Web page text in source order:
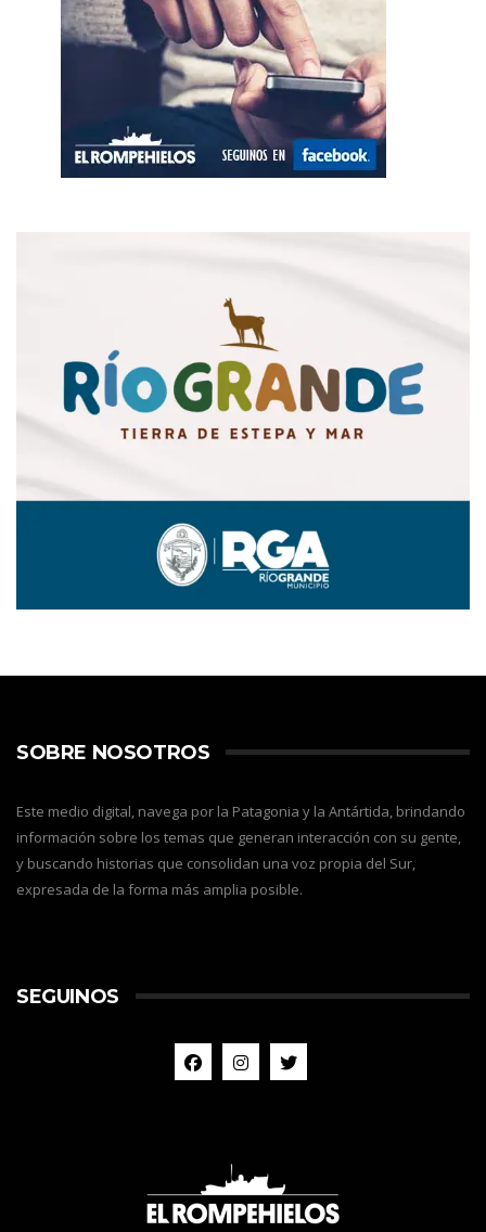
SOBRE NOSOTROS
Este medio digital, navega por la Patagonia y la Antártida, brindando
información sobre los temas que generan interacción con su gente,
y buscando historias que consolidan una voz propia del Sur,
expresada de la forma más amplia posible.
SEGUINOS